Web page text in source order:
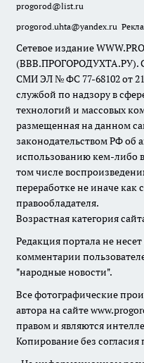
progorod@list.ru
progorod.uhta@yandex.ru
Сетевое издание
(ВВВ.ПРОГОРОДУХТА.РУ).
СМИ ЭЛ № ФС 77-68102 от
службой по надзору в
технологий и массовых
размещенная на данном
законодательством РФ об
использованию кем-либо
том числе
переработке не иначе
правообладателя.
Возрастная категория
Редакция портала не
комментарии
"народные новости".
Все фотографические
автора на сайте
правом и являются
Копирование без